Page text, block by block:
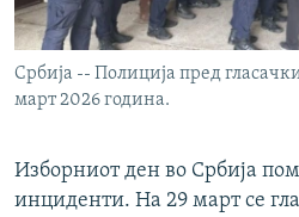
Србија -- Полиција пред
март 2026 година.
Изборниот ден во Србија
инциденти. На 29 март се